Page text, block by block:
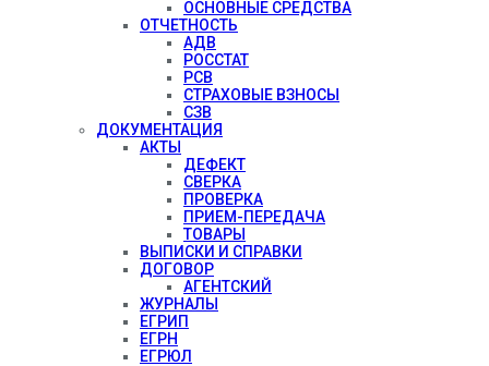
ОСНОВНЫЕ СРЕДСТВА
ОТЧЕТНОСТЬ
АДВ
РОССТАТ
РСВ
СТРАХОВЫЕ ВЗНОСЫ
СЗВ
ДОКУМЕНТАЦИЯ
АКТЫ
ДЕФЕКТ
СВЕРКА
ПРОВЕРКА
ПРИЕМ-ПЕРЕДАЧА
ТОВАРЫ
ВЫПИСКИ И СПРАВКИ
ДОГОВОР
АГЕНТСКИЙ
ЖУРНАЛЫ
ЕГРИП
ЕГРН
ЕГРЮЛ